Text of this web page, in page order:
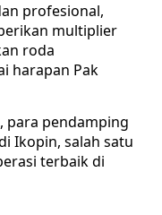
profesional,
multiplier
roda
harapan Pak
para pendamping
Ikopin, salah satu
terbaik di